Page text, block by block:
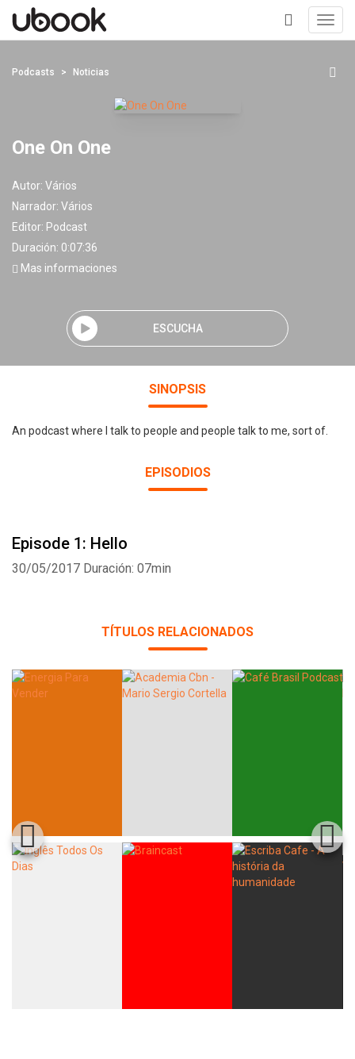
+
Podcasts Noticias
One On One
Autor: Vários
Narrador: Vários
Editor: Podcast
Duración: 0:07:36
Mas informaciones
ESCUCHA
SINOPSIS
An podcast where I talk to people and people talk to me, sort of.
EPISODIOS
Episode 1: Hello
30/05/2017 Duración: 07min
TÍTULOS RELACIONADOS